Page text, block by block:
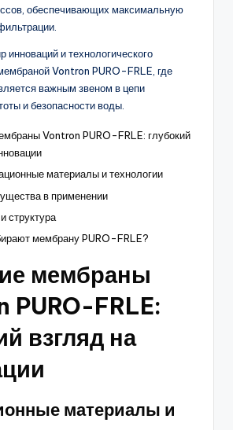
обеспечивающих максимальную
инноваций и технологического
Vontron PURO-FRLE, где
важным звеном в цепи
и безопасности воды.
Vontron PURO-FRLE: глубокий
материалы и технологии
в применении
структура
мембрану PURO-FRLE?
мембраны
PURO-FRLE:
взгляд на
материалы и